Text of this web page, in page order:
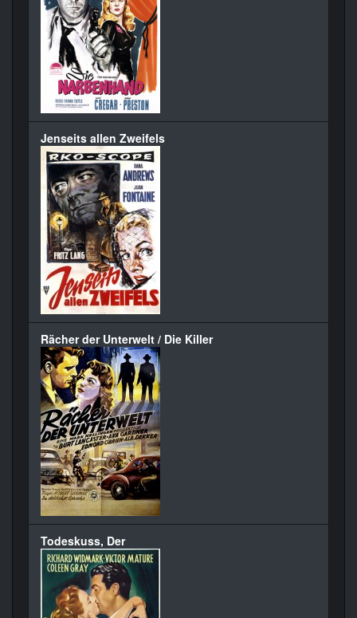
Jenseits allen Zweifels
Rächer der Unterwelt / Die Killer
Todeskuss, Der